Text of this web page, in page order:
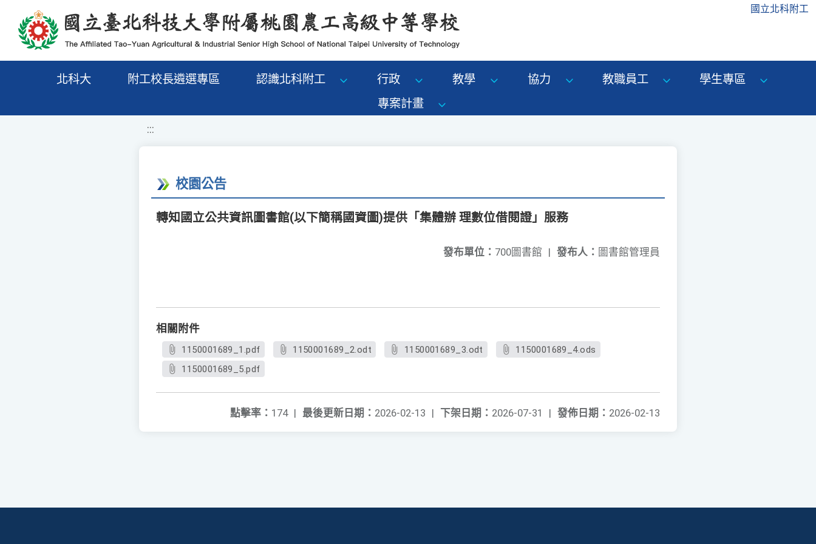
移至網頁之主要內容區位置 國立北科附工
北科大 附工校長遴選專區 認識北科附工 行政 教學 協力 教職員工
學生專區
專案計畫
:::
校園公告
轉知國立公共資訊圖書館(以下簡稱國資圖)提供「集體辦 理數位借閱證」服務
發布人： 圖書館管理員
發布單位： 700圖書館 |
相關附件
1150001689_1.pdf 1150001689_2.odt 1150001689_3.odt
1150001689_4.ods
1150001689_5.pdf
發佈日期： 2026-02-13
下架日期： 2026-07-31 |
最後更新日期： 2026-02-13 |
點擊率： 174 |